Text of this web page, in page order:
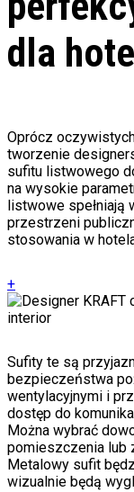
dla
Oprócz
tworzenie
sufitu listwowego
na wysokie
listwowe spełniają
przestrzeni
stosowania w
+
Sufity te są
bezpieczeństwa
wentylacyjnymi i
dostęp do
Można wybrać
pomieszczenia lub
Metalowy sufit
wizualnie będą